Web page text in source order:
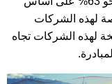
لهذه الشركات
لهذه الشركات تجاه